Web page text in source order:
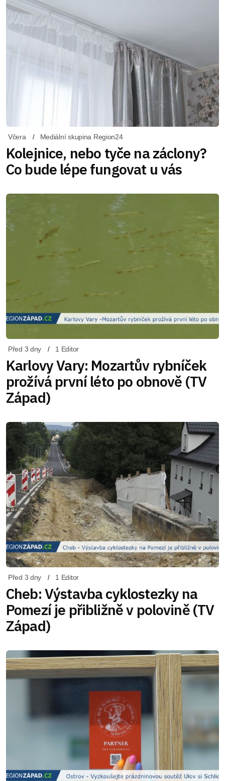
Včera Mediální skupina Region24
Kolejnice, nebo tyče na záclony?
Co bude lépe fungovat u vás
Před 3 dny 1 Editor
Karlovy Vary: Mozartův rybníček
prožívá první léto po obnově (TV
Západ)
Před 3 dny 1 Editor
Cheb: Výstavba cyklostezky na
Pomezí je přibližně v polovině (TV
Západ)